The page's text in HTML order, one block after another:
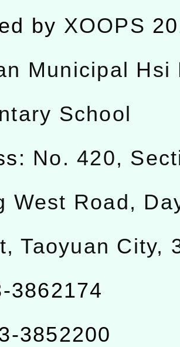
by XOOPS
Municipal Hsi
School
No. 420,
West Road,
Taoyuan City,
3862174
3852200